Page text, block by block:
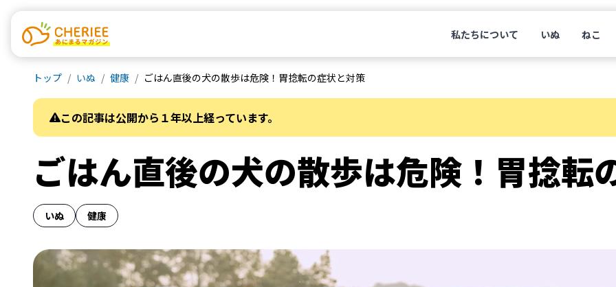
私たちについて いぬ ねこ
トップ いぬ 健康 ごはん直後の犬の散歩は危険！胃捻転の症状と対策
この記事は公開から１年以上経っています。
ごはん直後の犬の散歩は危険！胃捻転
いぬ 健康